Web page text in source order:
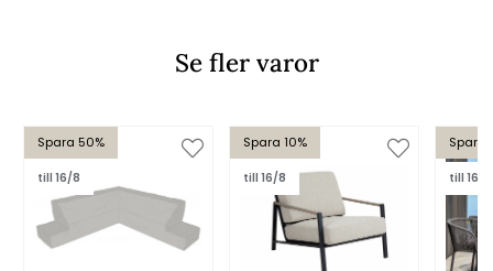
Se fler varor
Spara 50%
till 16/8
Spara 10%
till 16/8
Spara
till 16/8